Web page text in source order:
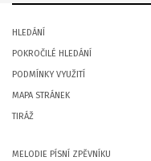
HLEDÁNÍ
POKROČILÉ HLEDÁNÍ
PODMÍNKY VYUŽITÍ
MAPA STRÁNEK
TIRÁŽ
MELODIE PÍSNÍ ZPĚVNÍKU